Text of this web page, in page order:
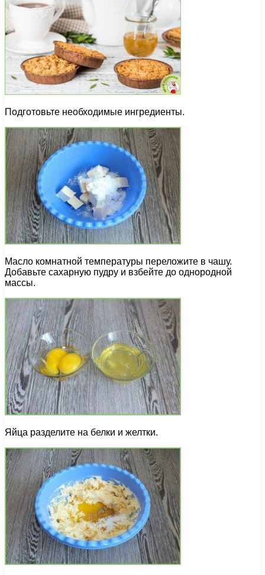
Подготовьте необходимые ингредиенты.
Масло комнатной температуры переложите в чашу.
Добавьте сахарную пудру и взбейте до однородной
массы.
Яйца разделите на белки и желтки.